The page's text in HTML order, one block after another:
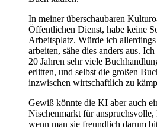
In meiner überschaubaren
Öffentlichen Dienst, habe keine
Arbeitsplatz. Würde ich
arbeiten, sähe dies anders aus.
20 Jahren sehr viele
erlitten, und selbst die großen
inzwischen wirtschaftlich zu
Gewiß könnte die KI aber auch
Nischenmarkt für
wenn man sie freundlich darum